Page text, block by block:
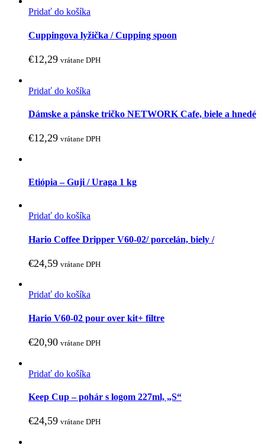
Pridať do košíka
Cuppingova lyžička / Cupping spoon
€12,29 vrátane DPH
Pridať do košíka
Dámske a pánske tričko NETWORK Cafe, biele a hnedé
€12,29 vrátane DPH
Etiópia – Guji / Uraga 1 kg
Pridať do košíka
Hario Coffee Dripper V60-02/ porcelán, biely /
€24,59 vrátane DPH
Pridať do košíka
Hario V60-02 pour over kit+ filtre
€20,90 vrátane DPH
Pridať do košíka
Keep Cup – pohár s logom 227ml, „S“
€24,59 vrátane DPH